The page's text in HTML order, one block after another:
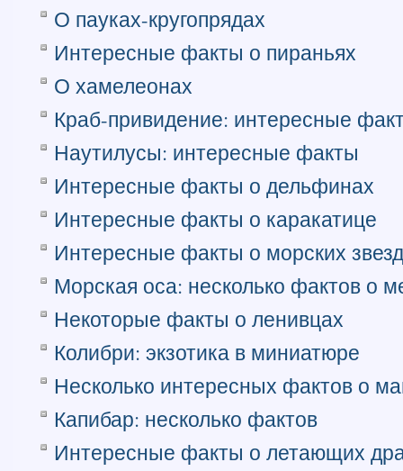
О пауках-кругопрядах
Интересные факты о пираньях
О хамелеонах
Краб-привидение: интересные
Наутилусы: интересные факты
Интересные факты о дельфинах
Интересные факты о каракатице
Интересные факты о морских
Морская оса: несколько фактов о
Некоторые факты о ленивцах
Колибри: экзотика в миниатюре
Несколько интересных фактов о
Капибар: несколько фактов
Интересные факты о летающих